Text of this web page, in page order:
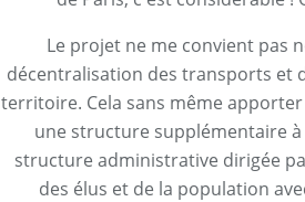
Le projet ne me convient pas
décentralisation des transports et
territoire. Cela sans même
une structure supplémentaire
structure administrative dirigée
des élus et de la population